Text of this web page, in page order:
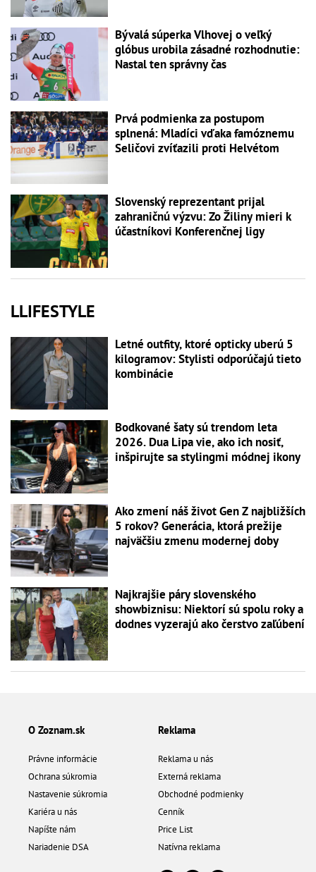
Bývalá súperka Vlhovej o veľký
glóbus urobila zásadné rozhodnutie:
Nastal ten správny čas
Prvá podmienka za postupom
splnená: Mladíci vďaka famóznemu
Seličovi zvíťazili proti Helvétom
Slovenský reprezentant prijal
zahraničnú výzvu: Zo Žiliny mieri k
účastníkovi Konferenčnej ligy
LLIFESTYLE
Letné outfity, ktoré opticky uberú 5
kilogramov: Stylisti odporúčajú tieto
kombinácie
Bodkované šaty sú trendom leta
2026. Dua Lipa vie, ako ich nosiť,
inšpirujte sa stylingmi módnej ikony
Ako zmení náš život Gen Z najbližších
5 rokov? Generácia, ktorá prežije
najväčšiu zmenu modernej doby
Najkrajšie páry slovenského
showbiznisu: Niektorí sú spolu roky a
dodnes vyzerajú ako čerstvo zaľúbení
O Zoznam.sk
Právne informácie
Ochrana súkromia
Nastavenie súkromia
Kariéra u nás
Napíšte nám
Nariadenie DSA
Reklama
Reklama u nás
Externá reklama
Obchodné podmienky
Cenník
Price List
Natívna reklama